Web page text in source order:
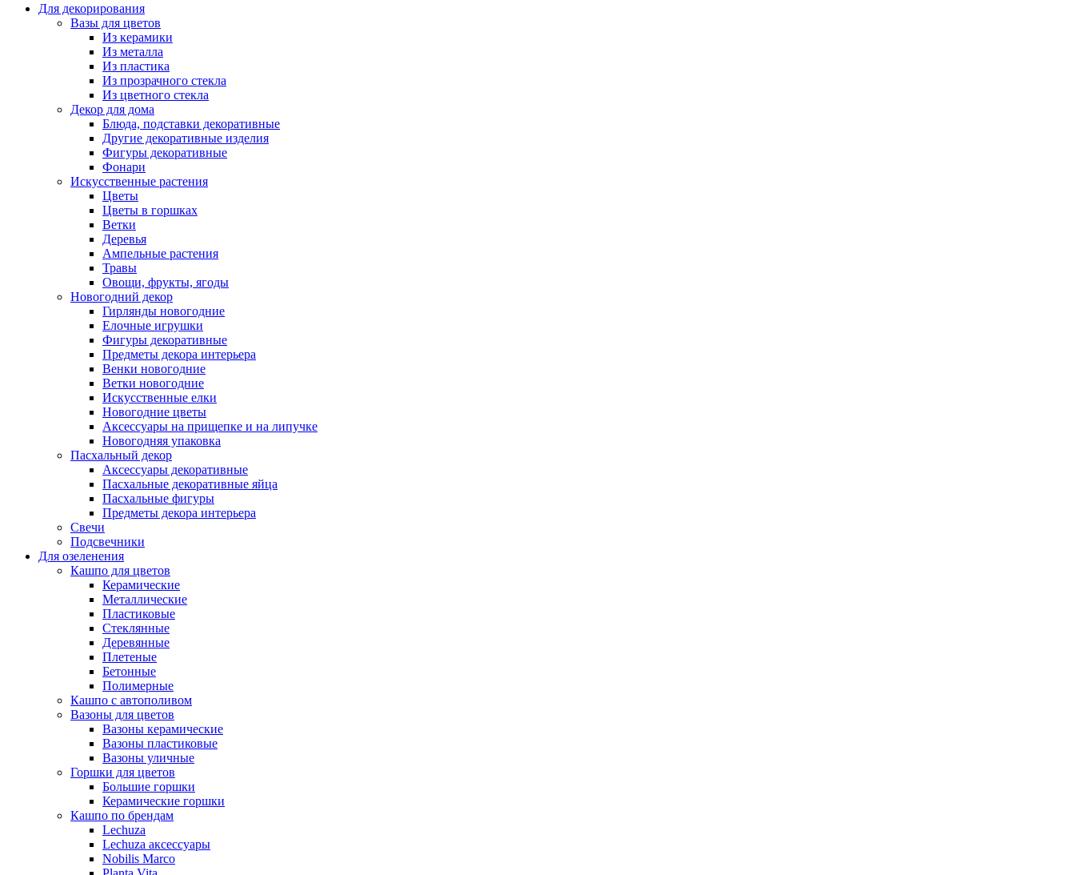
Для декорирования
Вазы для цветов
Из керамики
Из металла
Из пластика
Из прозрачного стекла
Из цветного стекла
Декор для дома
Блюда, подставки декоративные
Другие декоративные изделия
Фигуры декоративные
Фонари
Искусственные растения
Цветы
Цветы в горшках
Ветки
Деревья
Ампельные растения
Травы
Овощи, фрукты, ягоды
Новогодний декор
Гирлянды новогодние
Елочные игрушки
Фигуры декоративные
Предметы декора интерьера
Венки новогодние
Ветки новогодние
Искусственные елки
Новогодние цветы
Аксессуары на прищепке и на липучке
Новогодняя упаковка
Пасхальный декор
Аксессуары декоративные
Пасхальные декоративные яйца
Пасхальные фигуры
Предметы декора интерьера
Свечи
Подсвечники
Для озеленения
Кашпо для цветов
Керамические
Металлические
Пластиковые
Стеклянные
Деревянные
Плетеные
Бетонные
Полимерные
Кашпо с автополивом
Вазоны для цветов
Вазоны керамические
Вазоны пластиковые
Вазоны уличные
Горшки для цветов
Большие горшки
Керамические горшки
Кашпо по брендам
Lechuza
Lechuza аксессуары
Nobilis Marco